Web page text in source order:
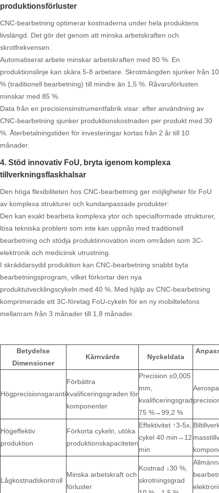
produktionsförluster
CNC-bearbetning optimerar kostnaderna under hela produktens
livslängd. Det gör det genom att minska arbetskraften och
skrotfrekvensen.
Automatiserat arbete minskar arbetskraften med 80 %. En
produktionslinje kan skära 5-8 arbetare. Skrotmängden sjunker från 10
% (traditionell bearbetning) till mindre än 1,5 %. Råvaruförlusten
minskar med 85 %.
Data från en precisionsinstrumentfabrik visar: efter användning av
CNC-bearbetning sjunker produktionskostnaden per produkt med 30
%. Återbetalningstiden för investeringar kortas från 2 år till 10
månader.
4. Stöd innovativ FoU, bryta igenom komplexa
tillverkningsflaskhalsar
Den höga flexibiliteten hos CNC-bearbetning ger möjligheter för FoU
av komplexa strukturer och kundanpassade produkter:
Den kan exakt bearbeta komplexa ytor och specialformade strukturer,
lösa tekniska problem som inte kan uppnås med traditionell
bearbetning och stödja produktinnovation inom områden som 3C-
elektronik och medicinsk utrustning.
I skräddarsydd produktion kan CNC-bearbetning snabbt byta
bearbetningsprogram, vilket förkortar den nya
produktutvecklingscykeln med 40 %. Med hjälp av CNC-bearbetning
komprimerade ett 3C-företag FoU-cykeln för en ny mobiltelefons
mellanram från 3 månader till 1,8 månader.
Betydelse
Dimensioner
Kärnvärde Nyckeldata
Högprecisionsgaranti
Förbättra
kvalificeringsgraden för
komponenter
Precision ±0,005
mm,
kvalificeringsgrad
75 %→99,2 %
Högeffektiv
produktion
Förkorta cykeln, utöka
produktionskapaciteten
Effektivitet ↑3-5x,
cykel 40 min→12
min
Lågkostnadskontroll
Minska arbetskraft och
förluster
Kostnad ↓30 %,
skrotningsgrad